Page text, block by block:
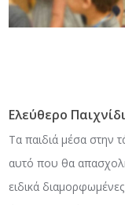
Ελεύθερο
Τα παιδιά μέσα στην
αυτό που θα
ειδικά